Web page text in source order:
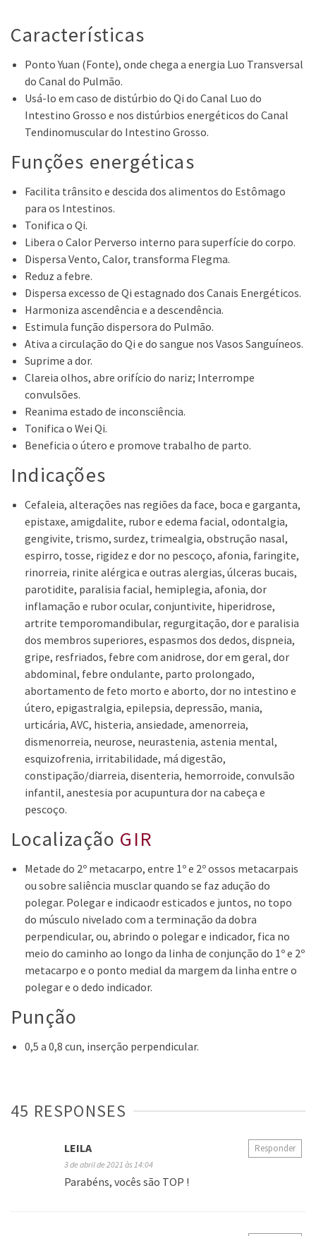
Características
Ponto Yuan (Fonte), onde chega a energia Luo Transversal
do Canal do Pulmão.
Usá-lo em caso de distúrbio do Qi do Canal Luo do
Intestino Grosso e nos distúrbios energéticos do Canal
Tendinomuscular do Intestino Grosso.
Funções energéticas
Facilita trânsito e descida dos alimentos do Estômago
para os Intestinos.
Tonifica o Qi.
Libera o Calor Perverso interno para superfície do corpo.
Dispersa Vento, Calor, transforma Flegma.
Reduz a febre.
Dispersa excesso de Qi estagnado dos Canais Energéticos.
Harmoniza ascendência e a descendência.
Estimula função dispersora do Pulmão.
Ativa a circulação do Qi e do sangue nos Vasos Sanguíneos.
Suprime a dor.
Clareia olhos, abre orifício do nariz; Interrompe
convulsões.
Reanima estado de inconsciência.
Tonifica o Wei Qi.
Beneficia o útero e promove trabalho de parto.
Indicações
Cefaleia, alterações nas regiões da face, boca e garganta,
epistaxe, amigdalite, rubor e edema facial, odontalgia,
gengivite, trismo, surdez, trimealgia, obstrução nasal,
espirro, tosse, rigidez e dor no pescoço, afonia, faringite,
rinorreia, rinite alérgica e outras alergias, úlceras bucais,
parotidite, paralisia facial, hemiplegia, afonia, dor
inflamação e rubor ocular, conjuntivite, hiperidrose,
artrite temporomandibular, regurgitação, dor e paralisia
dos membros superiores, espasmos dos dedos, dispneia,
gripe, resfriados, febre com anidrose, dor em geral, dor
abdominal, febre ondulante, parto prolongado,
abortamento de feto morto e aborto, dor no intestino e
útero, epigastralgia, epilepsia, depressão, mania,
urticária, AVC, histeria, ansiedade, amenorreia,
dismenorreia, neurose, neurastenia, astenia mental,
esquizofrenia, irritabilidade, má digestão,
constipação/diarreia, disenteria, hemorroide, convulsão
infantil, anestesia por acupuntura dor na cabeça e
pescoço.
Localização GIR
Metade do 2º metacarpo, entre 1º e 2º ossos metacarpais
ou sobre saliência musclar quando se faz adução do
polegar. Polegar e indicaodr esticados e juntos, no topo
do músculo nivelado com a terminação da dobra
perpendicular, ou, abrindo o polegar e indicador, fica no
meio do caminho ao longo da linha de conjunção do 1º e 2º
metacarpo e o ponto medial da margem da linha entre o
polegar e o dedo indicador.
Punção
0,5 a 0,8 cun, inserção perpendicular.
45 RESPONSES
LEILA
3 de abril de 2021 às 14:04
Parabéns, vocês são TOP !
Responder